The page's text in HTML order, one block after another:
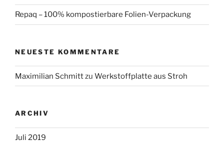
Repaq – 100% kompostierbare Folien-Verpackung
NEUESTE KOMMENTARE
Maximilian Schmittzu Werkstoffplatte aus Stroh
ARCHIV
Juli 2019